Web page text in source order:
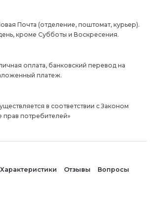
Почта (отделение, поштомат, курьер).
кроме Субботы и Воскресения.
оплата, банковский перевод на
платеж.
в соответствии с Законом
прав потребителей»
Характеристики Отзывы Вопросы